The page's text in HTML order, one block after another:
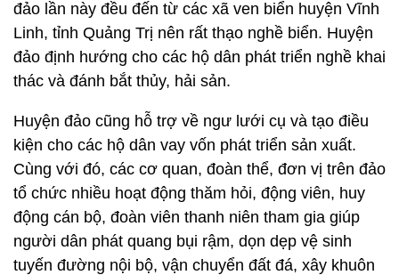
đảo lần này đều đến từ các xã ven biển huyện Vĩnh
Linh, tỉnh Quảng Trị nên rất thạo nghề biển. Huyện
đảo định hướng cho các hộ dân phát triển nghề khai
thác và đánh bắt thủy, hải sản.
Huyện đảo cũng hỗ trợ về ngư lưới cụ và tạo điều
kiện cho các hộ dân vay vốn phát triển sản xuất.
Cùng với đó, các cơ quan, đoàn thể, đơn vị trên đảo
tổ chức nhiều hoạt động thăm hỏi, động viên, huy
động cán bộ, đoàn viên thanh niên tham gia giúp
người dân phát quang bụi rậm, dọn dẹp vệ sinh
tuyến đường nội bộ, vận chuyển đất đá, xây khuôn